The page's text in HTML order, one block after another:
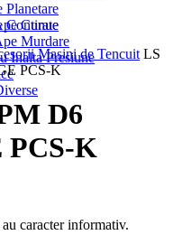
Curate
Murdare
Inalta Presiune
Planetare
Continue
Masini de Tencuit LS
PCS-K
D6
PCS-K
caracter informativ.